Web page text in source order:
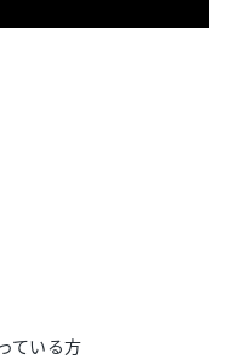
ている方